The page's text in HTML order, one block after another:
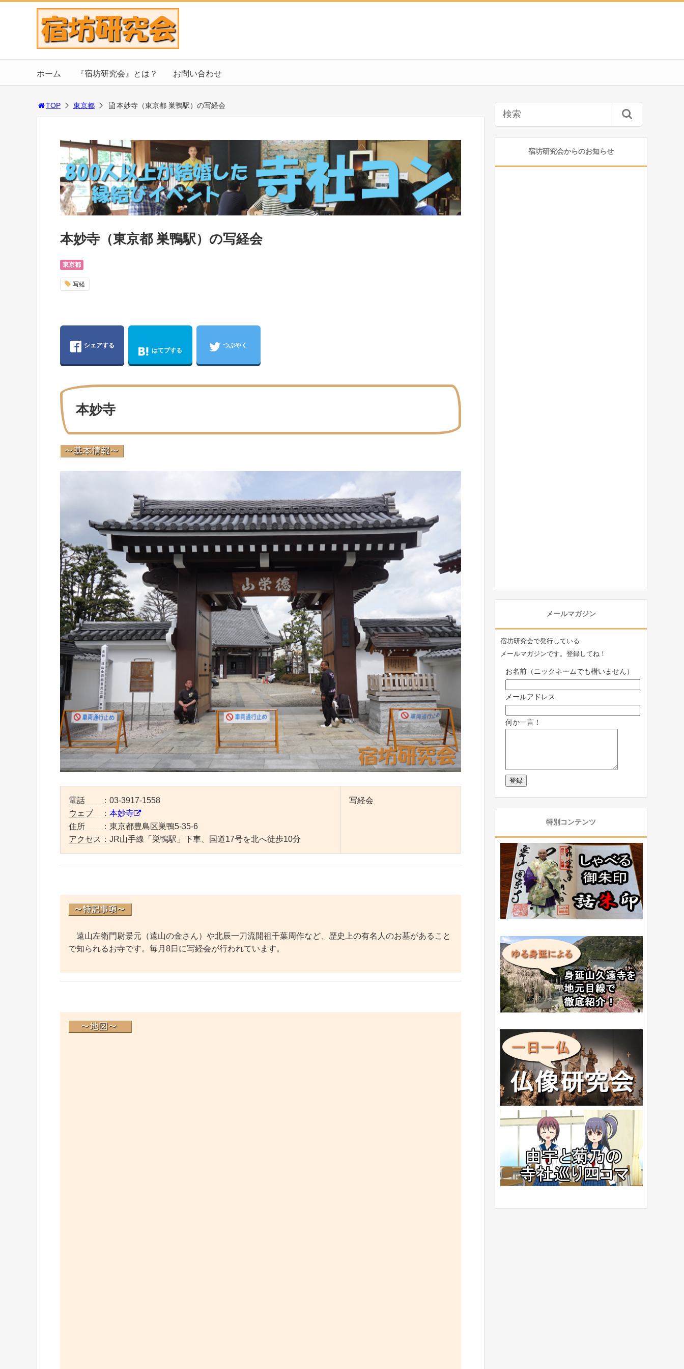
ホーム 『宿坊研究会』とは？ お問い合わせ
TOP 東京都 本妙寺（東京都 巣鴨駅）の写経会
本妙寺（東京都 巣鴨駅）の写経会
東京都
写経
シェアする
はてブする
つぶやく
本妙寺
電話 ： 03-3917-1558
ウェブ ： 本妙寺
住所 ： 東京都豊島区巣鴨5-35-6
アクセス： JR山手線「巣鴨駅」下車、国道17号を北へ徒歩10分
写経会
遠山左衛門尉景元（遠山の金さん）や北辰一刀流開祖千葉周作など、歴史上の有名人のお墓があること
で知られるお寺です。毎月8日に写経会が行われています。
宿坊研究会からのお知らせ
メールマガジン
宿坊研究会で発行している
メールマガジンです。登録してね！
お名前（ニックネームでも構いません）
メールアドレス
何か一言！
特別コンテンツ